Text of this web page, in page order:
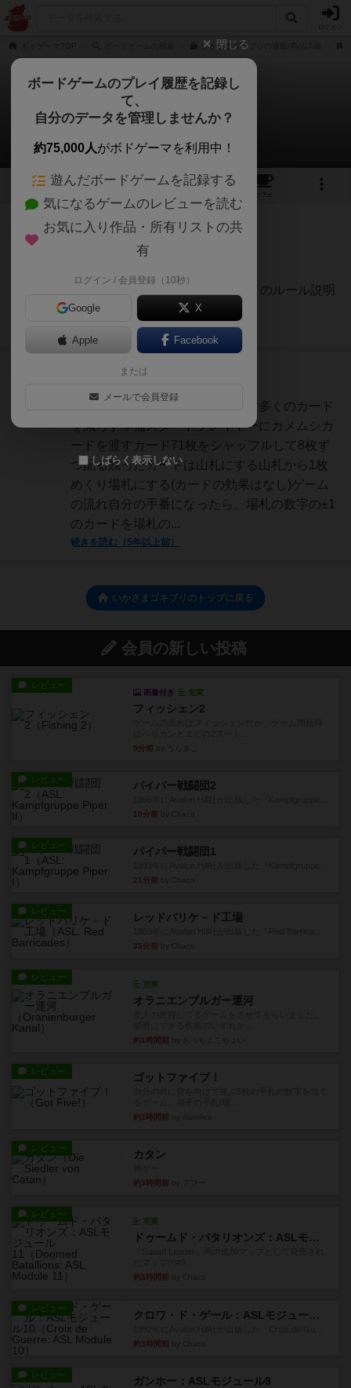
いかさまゴキブリの通販/商品詳細
いかさまゴキブリ
2件のルール/インスト
2 3 23
カフェ
47名
v=y4pfaSswtWkいかさまゴキブリのルール説明
動画です。4分弱あります。
続きを読む（約3年前）
勇者
1名
ゲームの目的手札からできるだけ多くのカード
を減らす準備スタートプレイヤーにカメムシカ
ードを渡すカード71枚をシャッフルして8枚ず
つ配る残ったカードは山札にする山札から1枚
めくり場札にする(カードの効果はなし)ゲーム
の流れ自分の手番になったら、場札の数字の±1
のカードを場札の...
続きを読む（5年以上前）
いかさまゴキブリのトップに戻る
会員の新しい投稿
レビュー
画像付き 充実
フィッシェン2
5分前
レビュー パイパー戦闘団2
10分前
レビュー パイパー戦闘団1
21分前
レビュー レッドバリケ－ド工場
35分前
レビュー
充実
オラニエンブルガー運河
約1時間前
レビュー ゴットファイブ！
約2時間前
レビュー カタン
約3時間前
レビュー
充実
ドゥームド・バタリオンズ：ASLモジュール11
約3時間前
レビュー
クロワ・ド・ゲール：ASLモジュール10
約3時間前
レビュー ガンホー：ASLモジュール9
閉じる
ボードゲームのプレイ履歴を記録し
て、
自分のデータを管理しませんか？
約75,000人がボドゲーマを利用中！
遊んだボードゲームを記録する
気になるゲームのレビューを読む
お気に入り作品・所有リストの共
有
ログイン / 会員登録（10秒）
Google X
Apple Facebook
または
メールで会員登録
しばらく表示しない